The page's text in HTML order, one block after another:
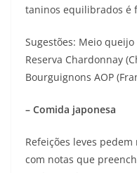
taninos equilibrados é
Sugestões: Meio
Reserva Chardonnay
Bourguignons AOP
– Comida japonesa
Refeições leves
com notas que